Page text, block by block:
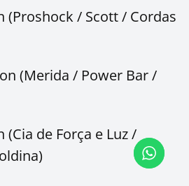
(Proshock / Scott / Cordas
(Merida / Power Bar /
(Cia de Força e Luz /